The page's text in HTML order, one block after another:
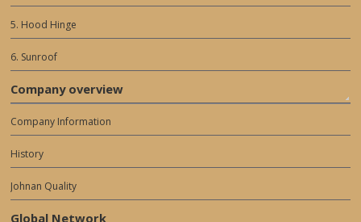
5. Hood Hinge
6. Sunroof
Company overview
Company Information
History
Johnan Quality
Global Network